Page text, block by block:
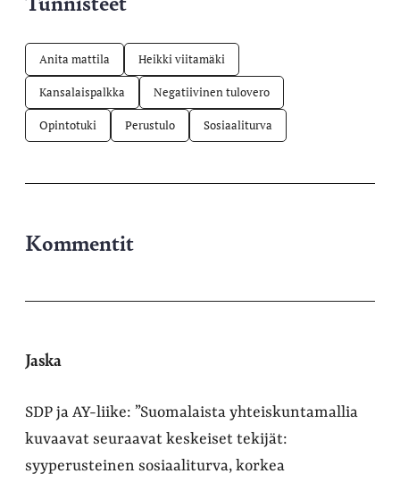
Anita mattila Heikki viitamäki
Kansalaispalkka Negatiivinen tulovero
Opintotuki Perustulo Sosiaaliturva
Kommentit
Jaska
SDP ja AY-liike: ”Suomalaista yhteiskuntamallia
kuvaavat seuraavat keskeiset tekijät:
syyperusteinen sosiaaliturva, korkea